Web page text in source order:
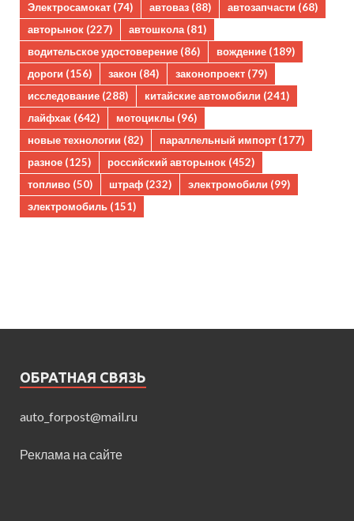
Электросамокат (74) автоваз (88) автозапчасти (68)
авторынок (227) автошкола (81)
водительское удостоверение (86) вождение (189)
дороги (156) закон (84) законопроект (79)
исследование (288) китайские автомобили (241)
лайфхак (642) мотоциклы (96)
новые технологии (82) параллельный импорт (177)
разное (125) российский авторынок (452)
топливо (50) штраф (232) электромобили (99)
электромобиль (151)
ОБРАТНАЯ СВЯЗЬ
auto_forpost@mail.ru
Реклама на сайте